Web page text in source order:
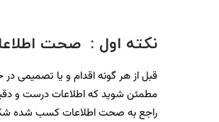
نکته اول : صحت
قبل از هر گونه اقدام و یا تصمیمی
مطمئن شوید که اطلاعات درست و
راجع به صحت اطلاعات کسب شده شک